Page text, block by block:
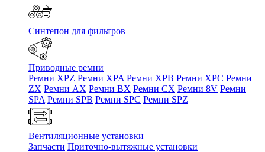
Синтепон для фильтров
Приводные ремни
Ремни XPZ Ремни XPA Ремни XPB Ремни XPC Ремни
ZX Ремни AX Ремни BX Ремни CX Ремни 8V Ремни
SPA Ремни SPB Ремни SPC Ремни SPZ
Вентиляционные установки
Запчасти Приточно-вытяжные установки